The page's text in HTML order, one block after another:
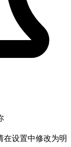
在设置中修改为明